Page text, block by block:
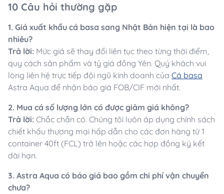
10 Câu hỏi thường gặp
1. Giá xuất khẩu cá basa sang Nhật Bản hiện tại là bao
nhiêu?
Trả lời: Mức giá sẽ thay đổi liên tục theo từng thời điểm,
quy cách sản phẩm và tỷ giá đồng Yên. Quý khách vui
lòng liên hệ trực tiếp đội ngũ kinh doanh của Cá basa
Astra Aqua để nhận báo giá FOB/CIF mới nhất.
2. Mua cá số lượng lớn có được giảm giá không?
Trả lời: Chắc chắn có. Chúng tôi luôn áp dụng chính sách
chiết khấu thương mại hấp dẫn cho các đơn hàng từ 1
container 40ft (FCL) trở lên hoặc các hợp đồng ký kết
dài hạn.
3. Astra Aqua có báo giá bao gồm chi phí vận chuyển
chưa?